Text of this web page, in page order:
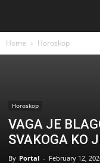
Home Horoskop
Horoskop
VAGA JE
SVAKOGA KO
By Portal - February 12,